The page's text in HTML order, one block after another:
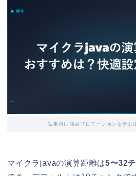
記事内に商品プロモーションを含む
マイクラjavaの演算距離は5〜32